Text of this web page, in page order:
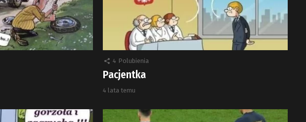
4 Polubienia
Pacjentka
4 lata temu